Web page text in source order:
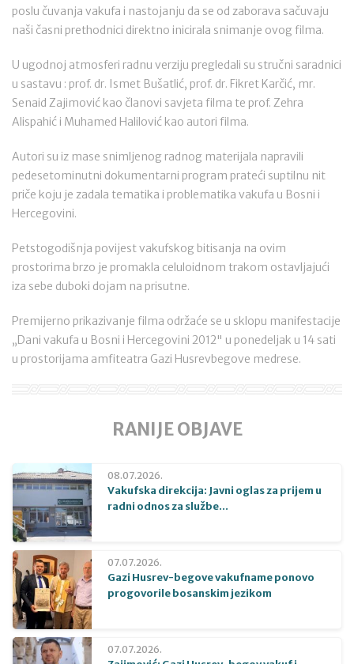
poslu čuvanja vakufa i nastojanju da se od zaborava sačuvaju
naši časni prethodnici direktno inicirala snimanje ovog filma.
U ugodnoj atmosferi radnu verziju pregledali su stručni saradnici
u sastavu : prof. dr. Ismet Bušatlić, prof. dr. Fikret Karčić, mr.
Senaid Zajimović kao članovi savjeta filma te prof. Zehra
Alispahić i Muhamed Halilović kao autori filma.
Autori su iz mase snimljenog radnog materijala napravili
pedesetominutni dokumentarni program prateći suptilnu nit
priče koju je zadala tematika i problematika vakufa u Bosni i
Hercegovini.
Petstogodišnja povijest vakufskog bitisanja na ovim
prostorima brzo je promakla celuloidnom trakom ostavljajući
iza sebe duboki dojam na prisutne.
Premijerno prikazivanje filma održaće se u sklopu manifestacije
„Dani vakufa u Bosni i Hercegovini 2012" u ponedeljak u 14 sati
u prostorijama amfiteatra Gazi Husrevbegove medrese.
RANIJE OBJAVE
08.07.2026.
Vakufska direkcija: Javni oglas za prijem u
radni odnos za službe...
07.07.2026.
Gazi Husrev-begove vakufname ponovo
progovorile bosanskim jezikom
07.07.2026.